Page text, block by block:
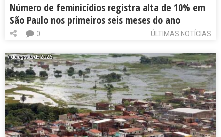
Número de feminicídios registra alta de 10% em
São Paulo nos primeiros seis meses do ano
ÚLTIMAS NOTÍCIAS
0
7 de agosto de 2026